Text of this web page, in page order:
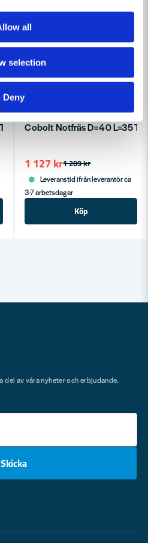
all
selection
Deny
COBOLT
Cobolt Notfräs D=40 L=35
1 209 kr
1 127 kr
Leveranstid ifrån leverantör ca
3-7 arbetsdagar
Köp
Skicka
av våra nyheter och erbjudande.